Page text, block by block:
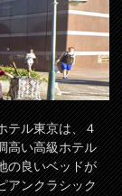
テル東京は、４
高い高級ホテル
の良いベッドが
アンクラシック